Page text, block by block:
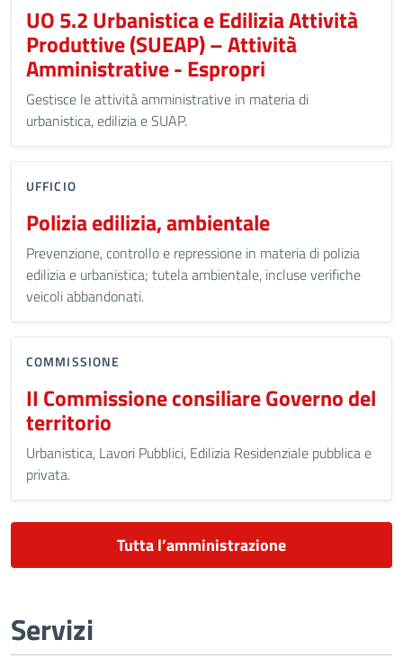
UO 5.2 Urbanistica e Edilizia Attività
Produttive (SUEAP) – Attività
Amministrative - Espropri
Gestisce le attività amministrative in materia di
urbanistica, edilizia e SUAP.
UFFICIO
Polizia edilizia, ambientale
Prevenzione, controllo e repressione in materia di polizia
edilizia e urbanistica; tutela ambientale, incluse verifiche
veicoli abbandonati.
COMMISSIONE
II Commissione consiliare Governo del
territorio
Urbanistica, Lavori Pubblici, Edilizia Residenziale pubblica e
privata.
Tutta l’amministrazione
Servizi